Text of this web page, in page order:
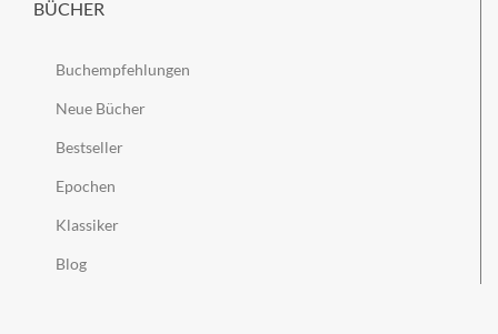
BÜCHER
Buchempfehlungen
Neue Bücher
Bestseller
Epochen
Klassiker
Blog